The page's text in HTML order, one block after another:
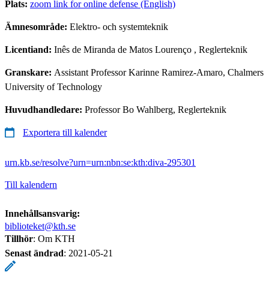
Plats: zoom link for online defense (English)
Ämnesområde: Elektro- och systemteknik
Licentiand: Inês de Miranda de Matos Lourenço , Reglerteknik
Granskare: Assistant Professor Karinne Ramirez-Amaro, Chalmers
University of Technology
Huvudhandledare: Professor Bo Wahlberg, Reglerteknik
Exportera till kalender
urn.kb.se/resolve?urn=urn:nbn:se:kth:diva-295301
Till kalendern
Innehållsansvarig:
biblioteket@kth.se
Tillhör: Om KTH
Senast ändrad: 2021-05-21